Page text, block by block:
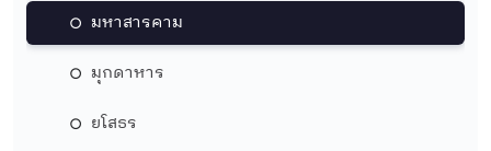
มหาสารคาม
มุกดาหาร
ยโสธร